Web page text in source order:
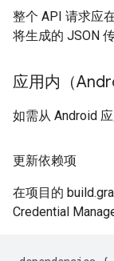
整个 API 请求应
将生成的 JSON
应用内（
如需从 Android
更新依赖项
在项目的
Credential